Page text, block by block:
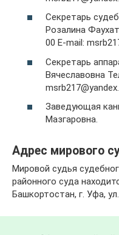
Cекретарь
Розалина
00 E-mail:
Cекретарь
Вячеславовна
Заведующая
Мазгаровна.
Адрес мирового
Мировой судья
районного суда
Башкортостан, г. Уфа,